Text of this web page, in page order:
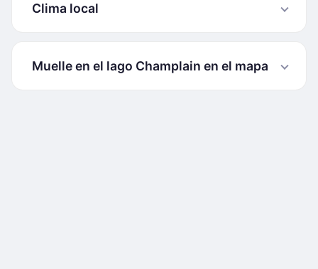
Clima local
Muelle en el lago Champlain en el mapa